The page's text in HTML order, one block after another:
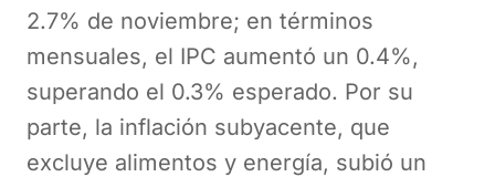
2.7% de noviembre; en términos
mensuales, el IPC aumentó un 0.4%,
superando el 0.3% esperado. Por su
parte, la inflación subyacente, que
excluye alimentos y energía, subió un